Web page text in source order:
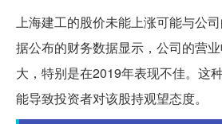
上海建工的股价未能上涨可能与公
据公布的财务数据显示，公司的营
大，特别是在2019年表现不佳。这
能导致投资者对该股持观望态度。